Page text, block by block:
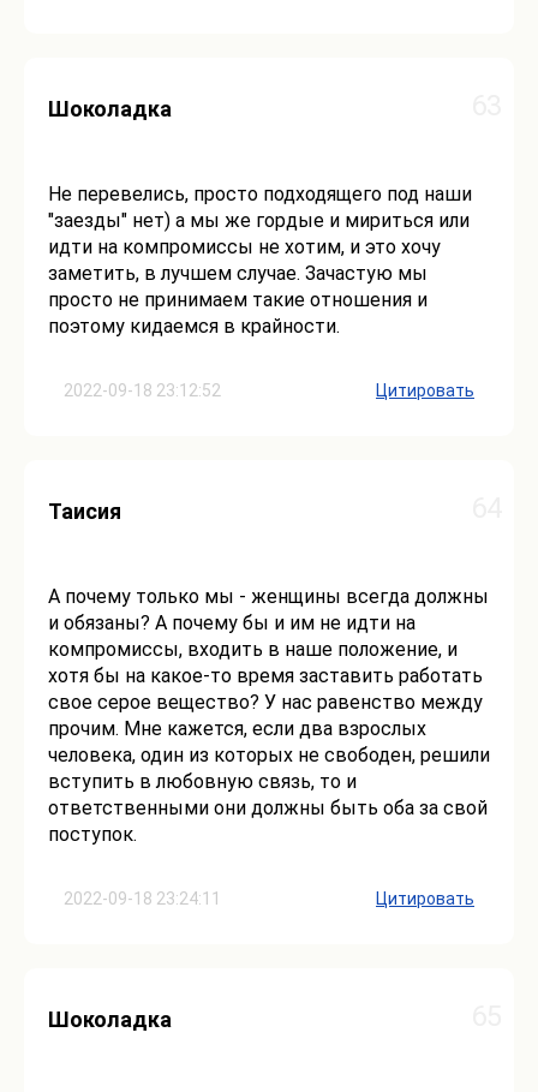
2022-09-18 23:12:52
Шоколадка
Не перевелись, просто подходящего под наши
"заезды" нет) а мы же гордые и мириться или
идти на компромиссы не хотим, и это хочу
заметить, в лучшем случае. Зачастую мы
просто не принимаем такие отношения и
поэтому кидаемся в крайности.
Цитировать
2022-09-18 23:24:11
Таисия
А почему только мы - женщины всегда должны
и обязаны? А почему бы и им не идти на
компромиссы, входить в наше положение, и
хотя бы на какое-то время заставить работать
свое серое вещество? У нас равенство между
прочим. Мне кажется, если два взрослых
человека, один из которых не свободен, решили
вступить в любовную связь, то и
ответственными они должны быть оба за свой
поступок.
Цитировать
Шоколадка